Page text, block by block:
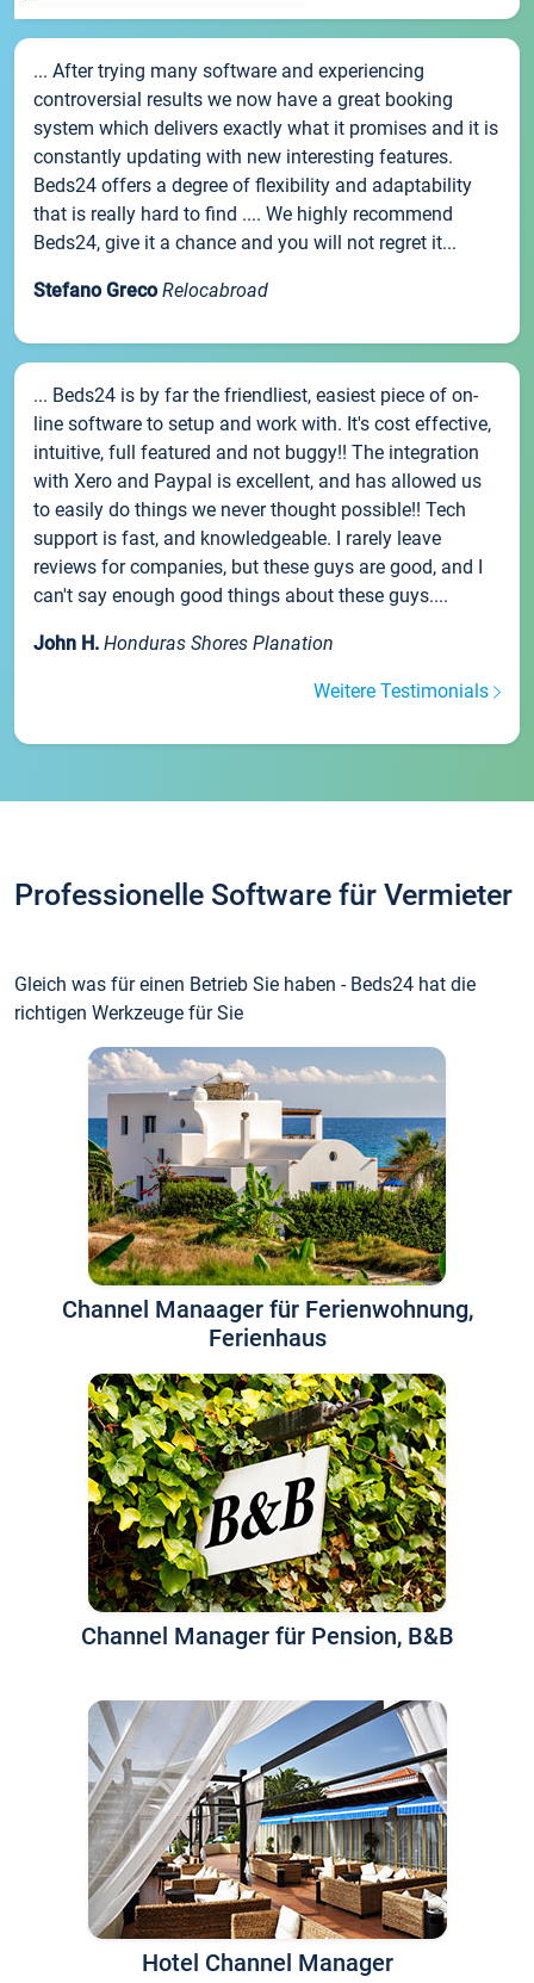
... After trying many software and experiencing
controversial results we now have a great booking
system which delivers exactly what it promises and it is
constantly updating with new interesting features.
Beds24 offers a degree of flexibility and adaptability
that is really hard to find .... We highly recommend
Beds24, give it a chance and you will not regret it...
Stefano Greco Relocabroad
... Beds24 is by far the friendliest, easiest piece of on-
line software to setup and work with. It's cost effective,
intuitive, full featured and not buggy!! The integration
with Xero and Paypal is excellent, and has allowed us
to easily do things we never thought possible!! Tech
support is fast, and knowledgeable. I rarely leave
reviews for companies, but these guys are good, and I
can't say enough good things about these guys....
John H. Honduras Shores Planation
Weitere Testimonials
Professionelle Software für Vermieter
Gleich was für einen Betrieb Sie haben - Beds24 hat die
richtigen Werkzeuge für Sie
Channel Manaager für Ferienwohnung,
Ferienhaus
Channel Manager für Pension, B&B
Hotel Channel Manager